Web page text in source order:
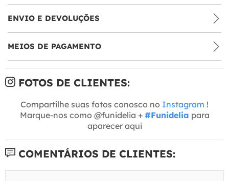
ENVIO E DEVOLUÇÕES
MEIOS DE PAGAMENTO
FOTOS DE CLIENTES:
Compartilhe suas fotos conosco no Instagram !
Marque-nos como @funidelia + #Funidelia para
aparecer aqui
COMENTÁRIOS DE CLIENTES: